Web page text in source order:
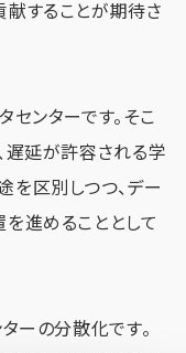
することが期待さ
ンターです。そこ
遅延が許容される学
区別しつつ、デー
進めることとして
ーの分散化です。